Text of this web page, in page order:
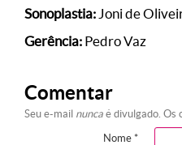
Sonoplastia: Joni de
Gerência: Pedro Vaz
Comentar
Seu e-mail nunca é divulgado. Os
Nome *